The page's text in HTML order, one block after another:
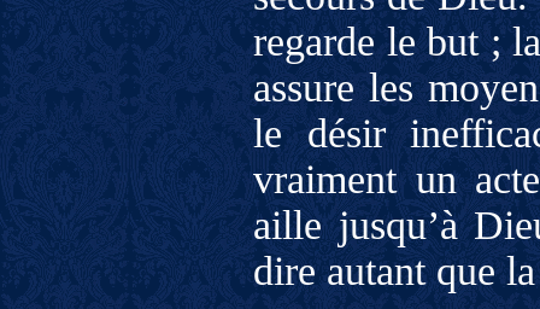
regarde le but ;
assure les
le désir
vraiment un
aille jusqu’à
dire autant que